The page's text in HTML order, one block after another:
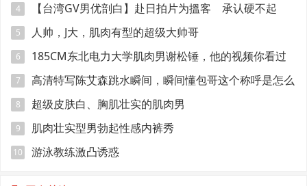
4
【台湾GV男优剖白】赴日拍片为搵客 承认硬不起
来：但我还有性欲
5 人帅，J大，肌肉有型的超级大帅哥
6
185CM东北电力大学肌肉男谢松锤，他的视频你看过
吗
7
高清特写陈艾森跳水瞬间，瞬间懂包哥这个称呼是怎么
来的
8 超级皮肤白、胸肌壮实的肌肉男
9 肌肉壮实型男勃起性感内裤秀
10 游泳教练激凸诱惑